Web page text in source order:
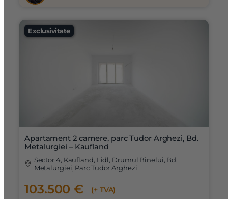
Exclusivitate
Apartament 2 camere, parc Tudor Arghezi, Bd.
Metalurgiei – Kaufland
Sector 4, Kaufland, Lidl, Drumul Binelui, Bd.
Metalurgiei, Parc Tudor Arghezi
103.500 € (+ TVA)